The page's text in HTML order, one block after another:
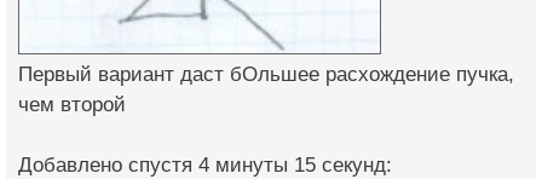
Первый вариант даст бОльшее расхождение пучка,
чем второй
Добавлено спустя 4 минуты 15 секунд: